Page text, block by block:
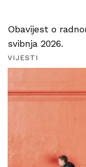
Obavijest o
svibnja 2026.
VIJESTI